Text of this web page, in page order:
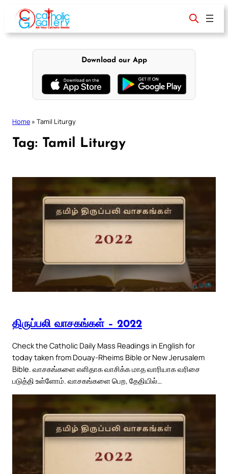
content
Download our App
Home » Tamil Liturgy
Tag: Tamil Liturgy
திருப்பலி வாசகங்கள் – 2022
Check the Catholic Daily Mass Readings in English for
today taken from Douay-Rheims Bible or New Jerusalem
Bible. வாசகங்களை எளிதாக வாசிக்க மாத வாரியாக வரிசை
படுத்தி உள்ளோம். வாசகங்களை பெற, தேதியில்…